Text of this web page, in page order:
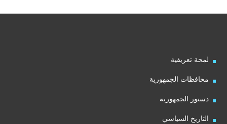
لمحة تعريفية
محافظات الجمهورية
دستور الجمهورية
التاريخ السياسي